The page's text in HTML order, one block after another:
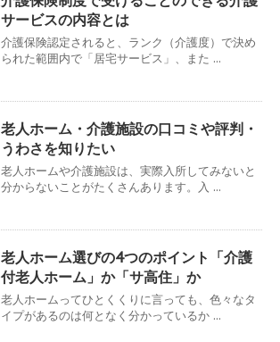
サービスの内容とは
介護保険認定されると、ランク（介護度）で決め
られた範囲内で「居宅サービス」、また ...
老人ホーム・介護施設の口コミや評判・
うわさを知りたい
老人ホームや介護施設は、実際入所してみないと
分からないことがたくさんあります。入 ...
老人ホーム選びの4つのポイント「介護
付老人ホーム」か「サ高住」か
老人ホームってひとくくりに言っても、色々なタ
イプがあるのは何となく分かっているか ...